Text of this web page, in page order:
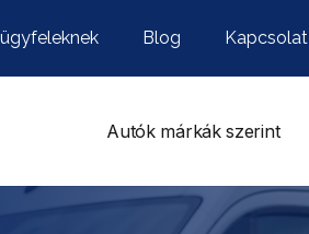
Blog Kapcsolat
Autók márkák szerint